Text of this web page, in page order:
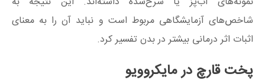
شاخص‌های آزمایشگاهی مربوط است و نباید آن را به معنای
اثبات اثر درمانی بیشتر در بدن تفسیر کرد.
پخت قارچ در مایکروویو